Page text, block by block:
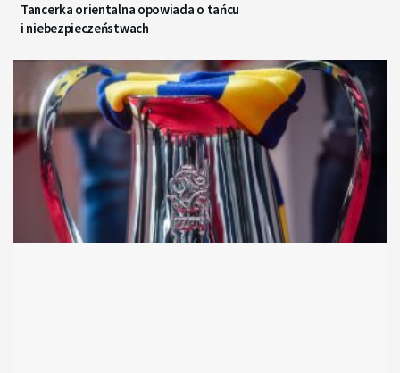
Tancerka orientalna opowiada o tańcu
i niebezpieczeństwach